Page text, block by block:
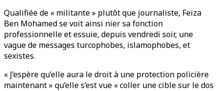
Qualifiée de « militante » plutôt que journaliste, Feïza
Ben Mohamed se voit ainsi nier sa fonction
professionnelle et essuie, depuis vendredi soir, une
vague de messages turcophobes, islamophobes, et
sexistes.
« J’espère qu’elle aura le droit à une protection policière
maintenant » qu’elle s’est vue « coller une cible sur le dos